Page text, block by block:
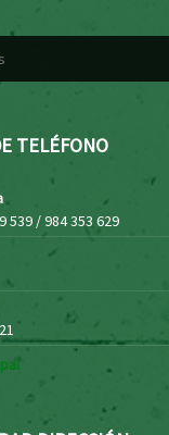
TELÉFONO
539 / 984 353 629